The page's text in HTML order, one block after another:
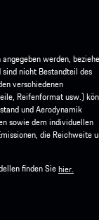
werden,
nicht Bestandteil des
verschiedenen
Reifenformat usw.)
und Aerodynamik
sowie dem individuellen
die Reichweite
finden Siehier.